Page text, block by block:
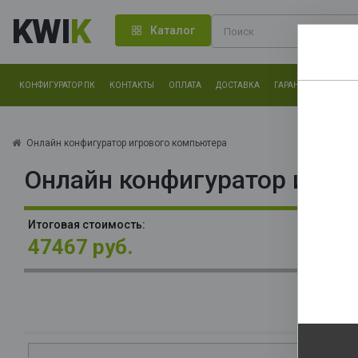
KWIK Каталог
КОНФИГУРАТОР ПК КОНТАКТЫ ОПЛАТА ДОСТАВКА ГАРАНТИЯ
Онлайн конфигуратор игрового компьютера
Онлайн конфигуратор
Итоговая стоимость:
47467 руб.